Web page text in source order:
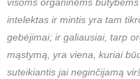
visoms organinėms
intelektas ir mintis yra tam
gebėjimai; ir galiausiai, tarp
mąstymą, yra viena, kuriai
suteikiantis jai neginčijamą